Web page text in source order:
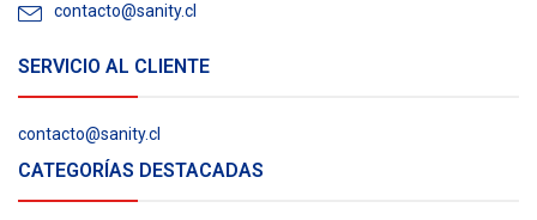
contacto@sanity.cl
SERVICIO AL CLIENTE
contacto@sanity.cl
CATEGORÍAS DESTACADAS